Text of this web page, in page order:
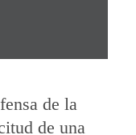
de la
de una